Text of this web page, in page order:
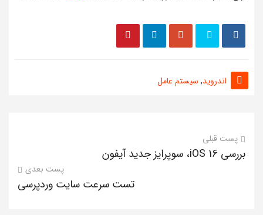
اندروید, سیستم عامل
پست قبلی
بررسی iOS 16، سوپرایز جدید آیفون
پست بعدی
تست سرعت سایت وردپرسی